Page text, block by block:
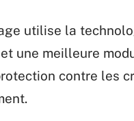
utilise la
une meilleure
contre les